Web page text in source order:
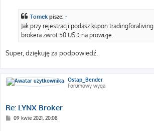
Tomek pisze: ↑
Jak przy rejestracji podasz kupon
brokera zwrot 50 USD na prowizje.
Super, dziękuję za podpowiedź.
Ostap_Bender
Forumowy wyga
Re: LYNX Broker
P09 kwie 2021, 20:08